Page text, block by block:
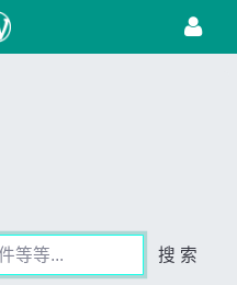
搜 索